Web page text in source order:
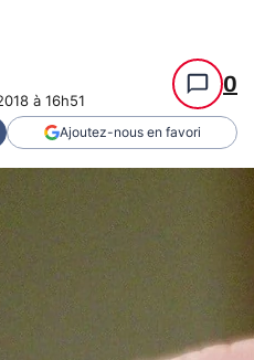
à 16h51
0
Ajoutez-nous en favori